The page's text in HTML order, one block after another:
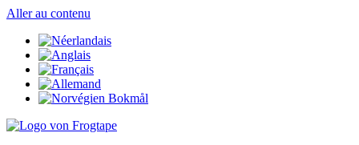
Aller au contenu